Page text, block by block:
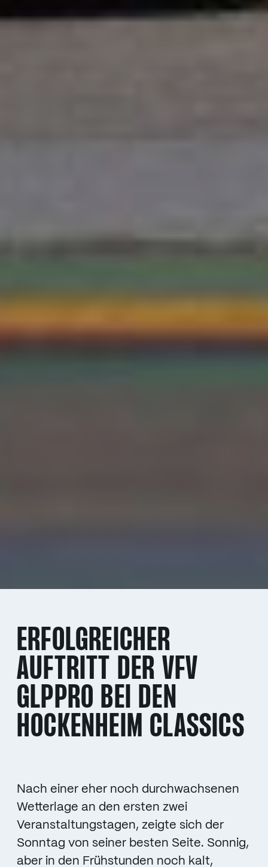
ERFOLGREICHER
AUFTRITT DER VFV
GLPPRO BEI DEN
HOCKENHEIM CLASSICS
Nach einer eher noch durchwachsenen
Wetterlage an den ersten zwei
Veranstaltungstagen, zeigte sich der
Sonntag von seiner besten Seite. Sonnig,
aber in den Frühstunden noch kalt,